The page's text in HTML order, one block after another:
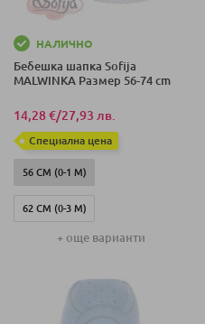
НАЛИЧНО
Бебешка шапка Sofija
MALWINKA Размер 56-74 cm
14,28 €/27,93 лв.
Специална цена
56 СМ (0-1 М)
62 СМ (0-3 М)
68 СМ (3-6 М)
74 СМ (6-9 М)
+ още варианти